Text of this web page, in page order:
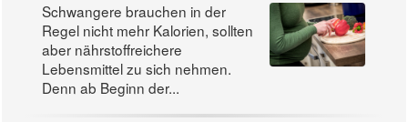
Schwangere brauchen in der
Regel nicht mehr Kalorien, sollten
aber nährstoffreichere
Lebensmittel zu sich nehmen.
Denn ab Beginn der...